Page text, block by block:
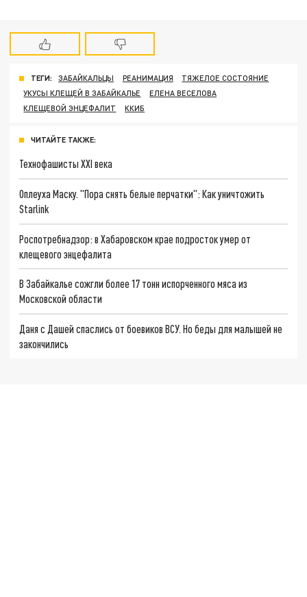
ТЕГИ: ЗАБАЙКАЛЬЦЫ РЕАНИМАЦИЯ
ТЯЖЕЛОЕ СОСТОЯНИЕ
УКУСЫ КЛЕЩЕЙ В ЗАБАЙКАЛЬЕ
ЕЛЕНА ВЕСЕЛОВА
КЛЕЩЕВОЙ ЭНЦЕФАЛИТ
ККИБ
ЧИТАЙТЕ ТАКЖЕ:
Технофашисты XXI века
Оплеуха Маску. "Пора снять белые перчатки": Как уничтожить
Starlink
Роспотребнадзор: в Хабаровском крае подросток умер от
клещевого энцефалита
В Забайкалье сожгли более 17 тонн испорченного мяса из
Московской области
Даня с Дашей спаслись от боевиков ВСУ. Но беды для малышей не
закончились